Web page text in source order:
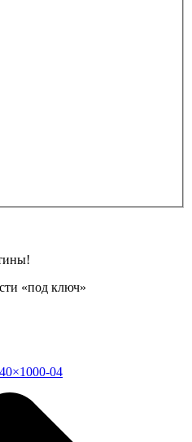
«под ключ»
04